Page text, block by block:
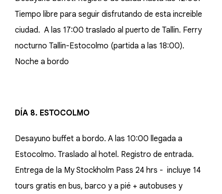
Tiempo libre para seguir disfrutando de esta increible
ciudad. A las 17:00 traslado al puerto de Tallin. Ferry
nocturno Tallin-Estocolmo (partida a las 18:00).
Noche a bordo
DÍA 8. ESTOCOLMO
Desayuno buffet a bordo. A las 10:00 llegada a
Estocolmo. Traslado al hotel. Registro de entrada.
Entrega de la My Stockholm Pass 24 hrs - incluye 14
tours gratis en bus, barco y a pié + autobuses y